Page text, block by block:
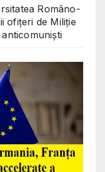
Româno-
ofițeri de Miliție